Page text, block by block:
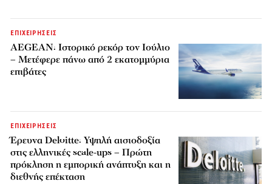
ΕΠΙΧΕΙΡΗΣΕΙΣ
AEGEAN: Ιστορικό ρεκόρ τον Ιούλιο
– Μετέφερε πάνω από 2 εκατομμύρια
επιβάτες
ΕΠΙΧΕΙΡΗΣΕΙΣ
Έρευνα Deloitte: Υψηλή αισιοδοξία
στις ελληνικές scale-ups – Πρώτη
πρόκληση η εμπορική ανάπτυξη και η
διεθνής επέκταση